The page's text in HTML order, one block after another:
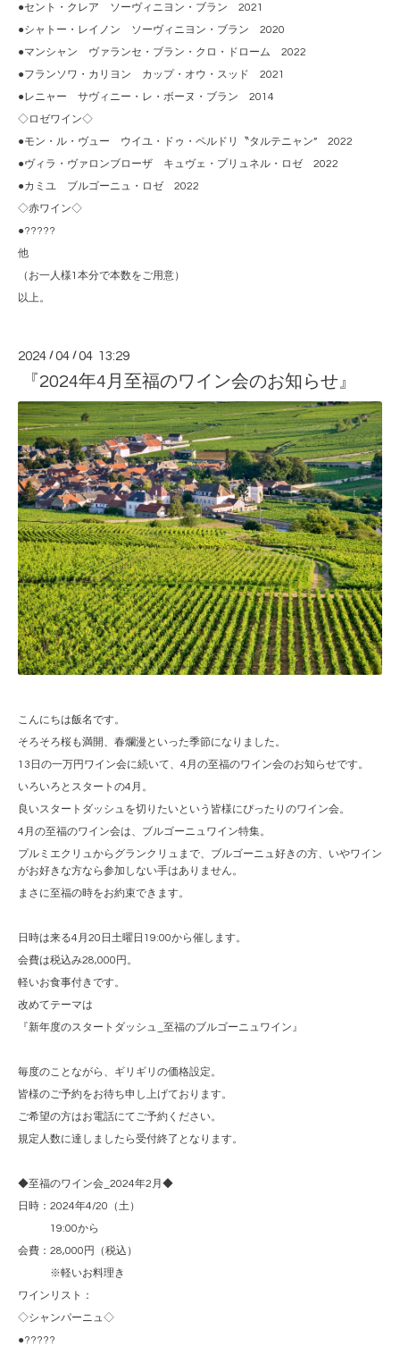
●セント・クレア ソーヴィニヨン・ブラン 2021
●シャトー・レイノン ソーヴィニヨン・ブラン 2020
●マンシャン ヴァランセ・ブラン・クロ・ドローム 2022
●フランソワ・カリヨン カップ・オウ・スッド 2021
●レニャー サヴィニー・レ・ボーヌ・ブラン 2014
◇ロゼワイン◇
●モン・ル・ヴュー ウイユ・ドゥ・ペルドリ〝タルテニャン” 2022
●ヴィラ・ヴァロンブローザ キュヴェ・プリュネル・ロゼ 2022
●カミユ ブルゴーニュ・ロゼ 2022
◇赤ワイン◇
●?????
他
（お一人様1本分で本数をご用意）
以上。
2024 /04 /04 13:29
『2024年4月至福のワイン会のお知らせ』
こんにちは飯名です。
そろそろ桜も満開、春爛漫といった季節になりました。
13日の一万円ワイン会に続いて、4月の至福のワイン会のお知らせです。
いろいろとスタートの4月。
良いスタートダッシュを切りたいという皆様にぴったりのワイン会。
4月の至福のワイン会は、ブルゴーニュワイン特集。
プルミエクリュからグランクリュまで、ブルゴーニュ好きの方、いやワイン
がお好きな方なら参加しない手はありません。
まさに至福の時をお約束できます。
日時は来る4月20日土曜日19:00から催します。
会費は税込み28,000円。
軽いお食事付きです。
改めてテーマは
『新年度のスタートダッシュ_至福のブルゴーニュワイン』
毎度のことながら、ギリギリの価格設定。
皆様のご予約をお待ち申し上げております。
ご希望の方はお電話にてご予約ください。
規定人数に達しましたら受付終了となります。
◆至福のワイン会_2024年2月◆
日時：2024年4/20（土）
19:00から
会費：28,000円（税込）
※軽いお料理き
ワインリスト：
◇シャンパーニュ◇
●?????